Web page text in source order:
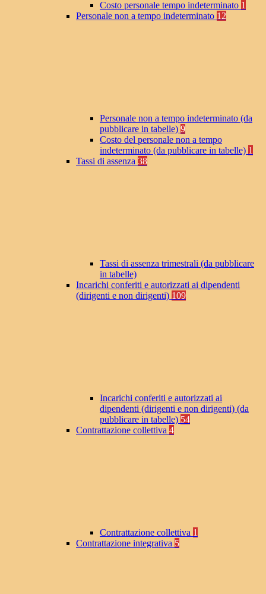
Costo personale tempo indeterminato 1
Personale non a tempo indeterminato 12
Personale non a tempo indeterminato (da
pubblicare in tabelle) 9
Costo del personale non a tempo
indeterminato (da pubblicare in tabelle) 1
Tassi di assenza 38
Tassi di assenza trimestrali (da pubblicare
in tabelle)
Incarichi conferiti e autorizzati ai dipendenti
(dirigenti e non dirigenti) 109
Incarichi conferiti e autorizzati ai
dipendenti (dirigenti e non dirigenti) (da
pubblicare in tabelle) 54
Contrattazione collettiva 4
Contrattazione collettiva 1
Contrattazione integrativa 5